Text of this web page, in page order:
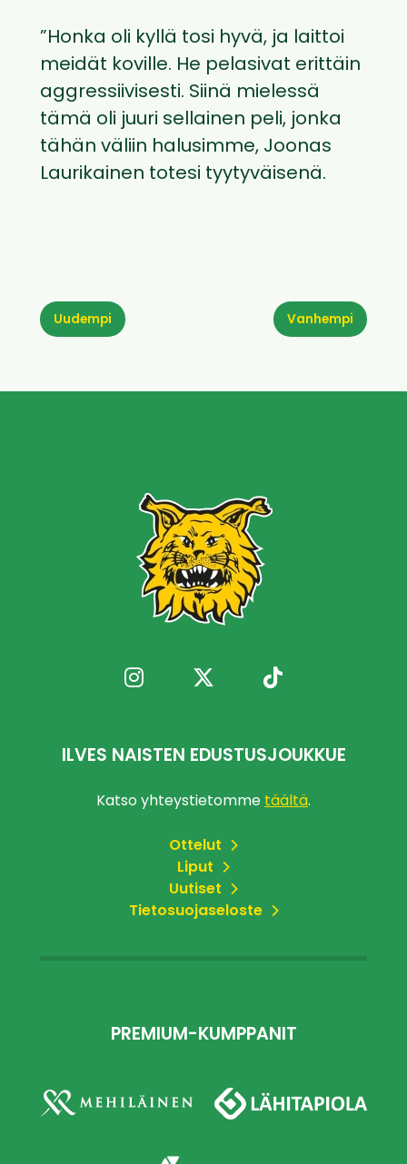
”Honka oli kyllä tosi hyvä, ja laittoi
meidät koville. He pelasivat erittäin
aggressiivisesti. Siinä mielessä
tämä oli juuri sellainen peli, jonka
tähän väliin halusimme, Joonas
Laurikainen totesi tyytyväisenä.
Vanhempi
Uudempi
ILVES NAISTEN EDUSTUSJOUKKUE
Katso yhteystietomme täältä.
Ottelut
Liput
Uutiset
Tietosuojaseloste
PREMIUM-KUMPPANIT